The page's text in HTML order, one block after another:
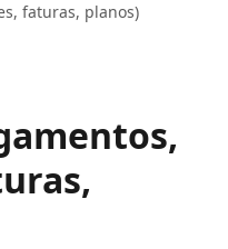
faturas, planos)